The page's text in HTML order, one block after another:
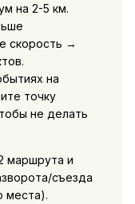
на 2-5 км.
скорость →
на
точку
не делать
маршрута и
съезда
места).